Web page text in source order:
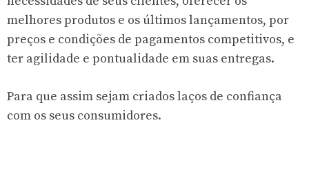
melhores produtos e os últimos lançamentos, por
preços e condições de pagamentos competitivos, e
ter agilidade e pontualidade em suas entregas.
Para que assim sejam criados laços de confiança
com os seus consumidores.